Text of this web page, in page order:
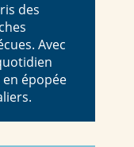
des
Avec
épopée